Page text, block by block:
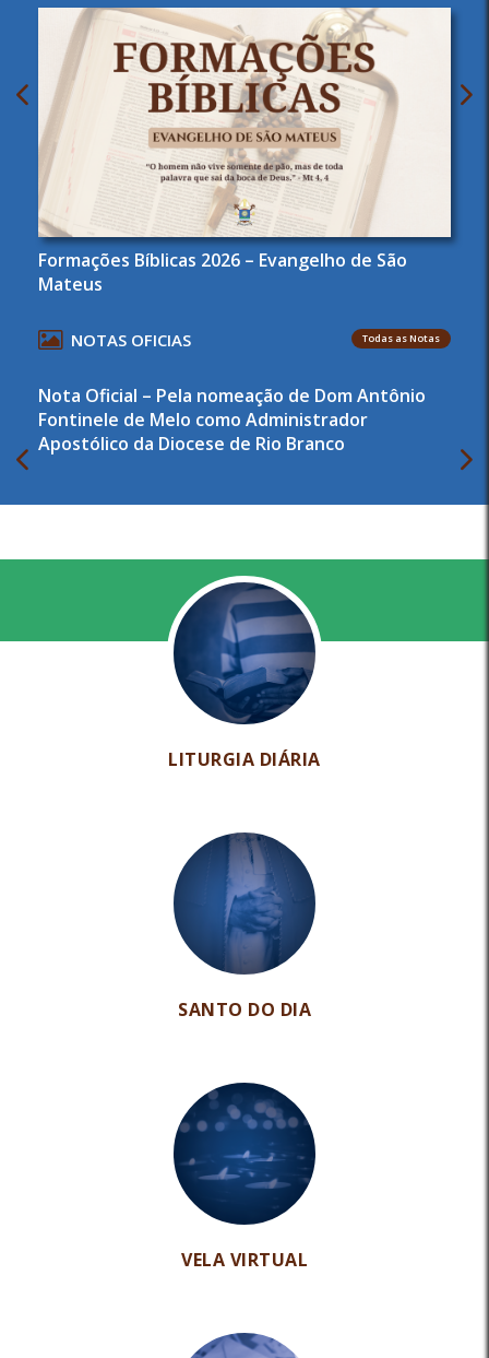
Formações Bíblicas 2026 – Evangelho de São
Mateus
NOTAS OFICIAS Todas as Notas
Nota Oficial – Pela nomeação de Dom Antônio
Fontinele de Melo como Administrador
Apostólico da Diocese de Rio Branco
LITURGIA DIÁRIA
SANTO DO DIA
VELA VIRTUAL